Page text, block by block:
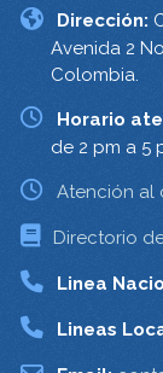
Dirección:
Avenida 2
Colombia.
Horario
de 2 pm a 5
Atención al
Directorio
Linea
Lineas